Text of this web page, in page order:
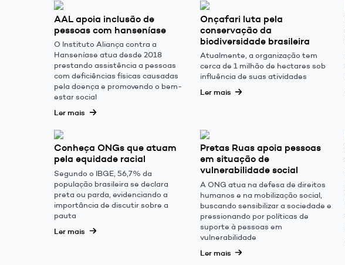
AAL apoia inclusão de
pessoas com hanseníase
O Instituto Aliança contra a
Hanseníase atua desde 2018
prestando assistência a pessoas
com deficiências físicas causadas
pela doença e promovendo o bem-
estar social
Ler mais
Onçafari luta pela
conservação da
biodiversidade brasileira
Atualmente, a organização tem
cerca de 1 milhão de hectares sob
influência de suas atividades
Ler mais
Conheça ONGs que atuam
pela equidade racial
Segundo o IBGE, 56,7% da
população brasileira se declara
preta ou parda, evidenciando a
importância de discutir sobre a
pauta
Ler mais
Pretas Ruas apoia pessoas
em situação de
vulnerabilidade social
A ONG atua na defesa de direitos
humanos e na mobilização social,
buscando sensibilizar a sociedade e
pressionando por políticas de
suporte à pessoas em
vulnerabilidade
Ler mais